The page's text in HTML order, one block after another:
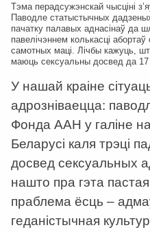
Тэма перадсужэнскай чысціні
Паводле статыстычных
пачатку палавых аднасінаў да
павелічэннем колькасці
самотных маці. Лічбы кажуць,
маюць сексуальны досвед да 17
У нашай краіне
адрозніваецца:
Фонда ААН у галіне
Беларусі каля трэці
досвед сексуальных
нашто пра гэта
праблема ёсць –
геданістычная